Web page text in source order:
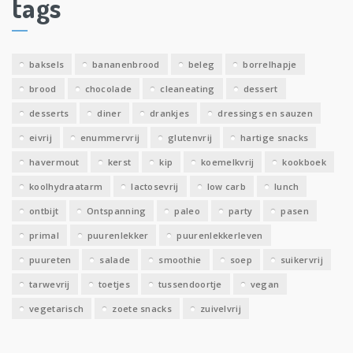
e
v
tags
baksels bananenbrood beleg borrelhapje
brood chocolade cleaneating dessert
desserts diner drankjes dressings en sauzen
eivrij enummervrij glutenvrij hartige snacks
havermout kerst kip koemelkvrij kookboek
koolhydraatarm lactosevrij low carb lunch
ontbijt Ontspanning paleo party pasen
primal puurenlekker puurenlekkerleven
puureten salade smoothie soep suikervrij
tarwevrij toetjes tussendoortje vegan
vegetarisch zoete snacks zuivelvrij